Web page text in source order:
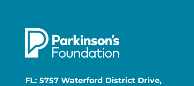
FL: 5757 Waterford District Drive,